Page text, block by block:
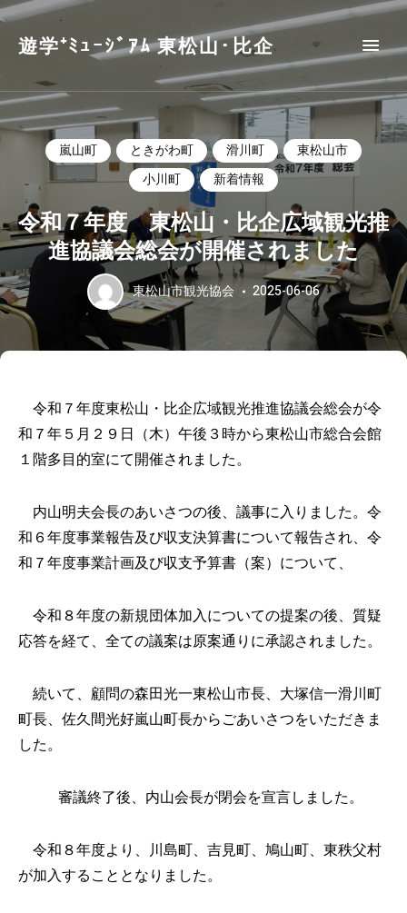
遊学⁺ﾐｭｰｼﾞｱﾑ 東松山･比企
嵐山町 ときがわ町 滑川町
東松山市
小川町
新着情報
令和７年度 東松山・比企広域観光推
進協議会総会が開催されました
東松山市観光協会 2025-06-06
令和７年度東松山・比企広域観光推進協議会総会が令
和７年５月２９日（木）午後３時から東松山市総合会館
１階多目的室にて開催されました。
内山明夫会長のあいさつの後、議事に入りました。令
和６年度事業報告及び収支決算書について報告され、令
和７年度事業計画及び収支予算書（案）について、
令和８年度の新規団体加入についての提案の後、質疑
応答を経て、全ての議案は原案通りに承認されました。
続いて、顧問の森田光一東松山市長、大塚信一滑川町
町長、佐久間光好嵐山町長からごあいさつをいただきま
した。
審議終了後、内山会長が閉会を宣言しました。
令和８年度より、川島町、吉見町、鳩山町、東秩父村
が加入することとなりました。